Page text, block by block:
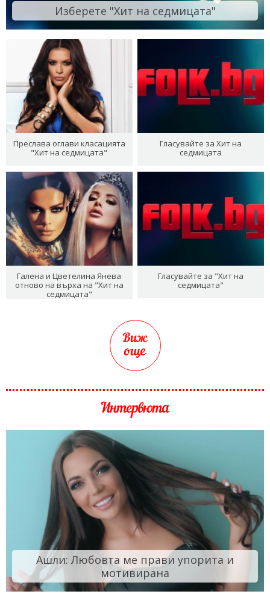
Изберете "Хит на седмицата"
Преслава оглави класацията
"Хит на седмицата"
Гласувайте за Хит на
седмицата
Галена и Цветелина Янева
отново на върха на "Хит на
седмицата"
Гласувайте за "Хит на
седмицата"
Виж
още
Интервюта
Ашли: Любовта ме прави упорита и
мотивирана